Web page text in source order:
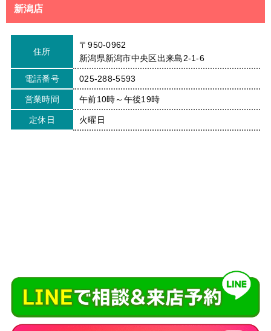
新潟店
住所
〒950-0962
新潟県新潟市中央区出来島2-1-6
電話番号 025-288-5593
営業時間 午前10時～午後19時
定休日 火曜日